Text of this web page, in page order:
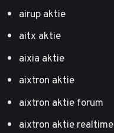
airup aktie
aitx aktie
aixia aktie
aixtron aktie
aixtron aktie forum
aixtron aktie realtime